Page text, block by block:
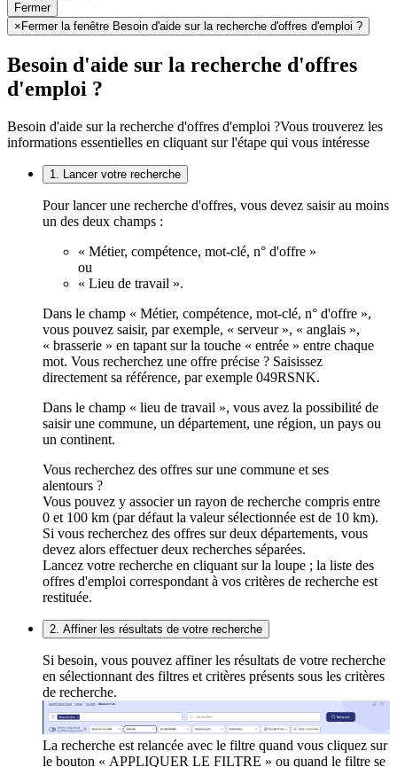
Fermer
× Fermer la fenêtre Besoin d'aide sur la recherche d'offres d'emploi ?
Besoin d'aide sur la recherche d'offres
d'emploi ?
Besoin d'aide sur la recherche d'offres d'emploi ?Vous trouverez les
informations essentielles en cliquant sur l'étape qui vous intéresse
1. Lancer votre recherche
Pour lancer une recherche d'offres, vous devez saisir au moins
un des deux champs :
« Métier, compétence, mot-clé, n° d'offre »
ou
« Lieu de travail ».
Dans le champ « Métier, compétence, mot-clé, n° d'offre »,
vous pouvez saisir, par exemple, « serveur », « anglais »,
« brasserie » en tapant sur la touche « entrée » entre chaque
mot. Vous recherchez une offre précise ? Saisissez
directement sa référence, par exemple 049RSNK.
Dans le champ « lieu de travail », vous avez la possibilité de
saisir une commune, un département, une région, un pays ou
un continent.
Vous recherchez des offres sur une commune et ses
alentours ?
Vous pouvez y associer un rayon de recherche compris entre
0 et 100 km (par défaut la valeur sélectionnée est de 10 km).
Si vous recherchez des offres sur deux départements, vous
devez alors effectuer deux recherches séparées.
Lancez votre recherche en cliquant sur la loupe ; la liste des
offres d'emploi correspondant à vos critères de recherche est
restituée.
2. Affiner les résultats de votre recherche
Si besoin, vous pouvez affiner les résultats de votre recherche
en sélectionnant des filtres et critères présents sous les critères
de recherche.
La recherche est relancée avec le filtre quand vous cliquez sur
le bouton « APPLIQUER LE FILTRE » ou quand le filtre se